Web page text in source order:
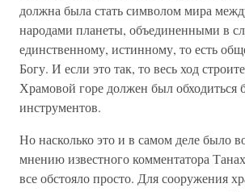
должна была стать символом мира
народами планеты, объединенными в
единственному, истинному, то есть
Богу. И если это так, то весь ход
Храмовой горе должен был обходиться
инструментов.
Но насколько это и в самом деле было
мнению известного комментатора
все обстояло просто. Для сооружения